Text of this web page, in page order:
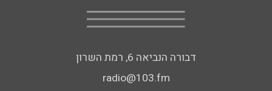
דבורה הנביאה 6, רמת השרון
radio@103.fm